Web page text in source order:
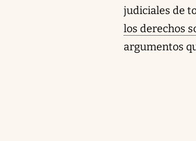
judiciales de
los derechos
argumentos